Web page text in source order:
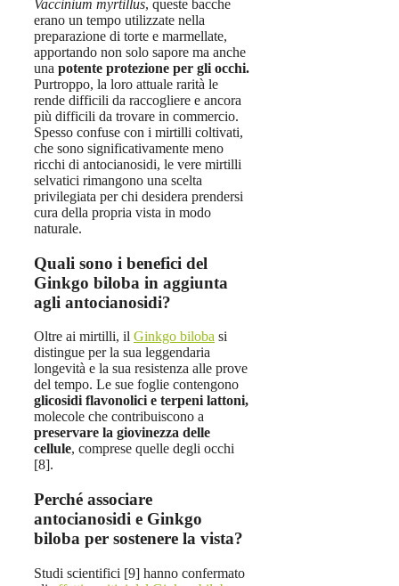
Vaccinium myrtillus, queste bacche
erano un tempo utilizzate nella
preparazione di torte e marmellate,
apportando non solo sapore ma anche
una potente protezione per gli occhi.
Purtroppo, la loro attuale rarità le
rende difficili da raccogliere e ancora
più difficili da trovare in commercio.
Spesso confuse con i mirtilli coltivati,
che sono significativamente meno
ricchi di antocianosidi, le vere mirtilli
selvatici rimangono una scelta
privilegiata per chi desidera prendersi
cura della propria vista in modo
naturale.
Quali sono i benefici del
Ginkgo biloba in aggiunta
agli antocianosidi?
Oltre ai mirtilli, il Ginkgo biloba si
distingue per la sua leggendaria
longevità e la sua resistenza alle prove
del tempo. Le sue foglie contengono
glicosidi flavonolici e terpeni lattoni,
molecole che contribuiscono a
preservare la giovinezza delle
cellule, comprese quelle degli occhi
[8].
Perché associare
antocianosidi e Ginkgo
biloba per sostenere la vista?
Studi scientifici [9] hanno confermato